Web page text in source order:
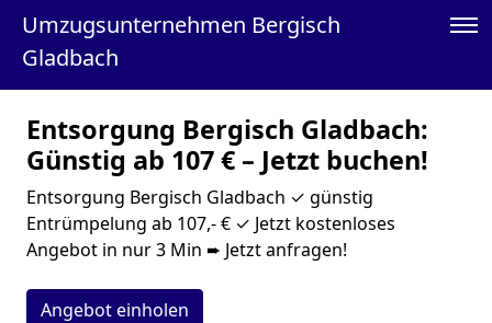
Umzugsunternehmen Bergisch
Gladbach
Entsorgung Bergisch Gladbach:
Günstig ab 107 € – Jetzt buchen!
Entsorgung Bergisch Gladbach ✓ günstig
Entrümpelung ab 107,- € ✓ Jetzt kostenloses
Angebot in nur 3 Min ➨ Jetzt anfragen!
Angebot einholen